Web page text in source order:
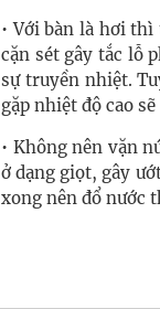
• Với bàn là hơi
cặn sét gây tắc lỗ
sự truyền nhiệt.
gặp nhiệt độ cao
• Không nên vặn
ở dạng giọt, gây
xong nên đổ nước